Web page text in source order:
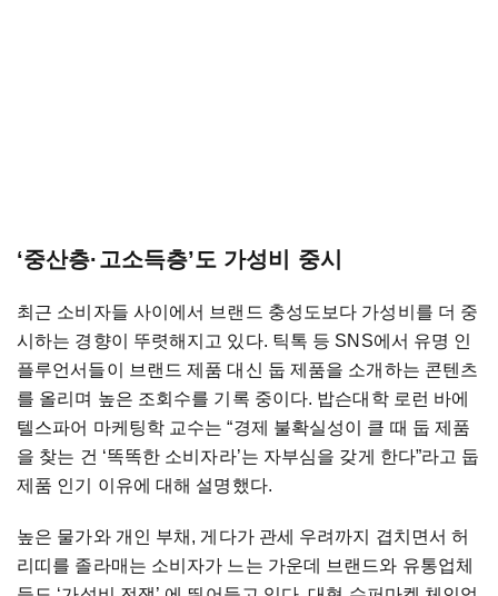
‘중산층·고소득층’도 가성비 중시
최근 소비자들 사이에서 브랜드 충성도보다 가성비를 더 중
시하는 경향이 뚜렷해지고 있다. 틱톡 등 SNS에서 유명 인
플루언서들이 브랜드 제품 대신 둡 제품을 소개하는 콘텐츠
를 올리며 높은 조회수를 기록 중이다. 밥슨대학 로런 바에
텔스파어 마케팅학 교수는 “경제 불확실성이 클 때 둡 제품
을 찾는 건 ‘똑똑한 소비자라’는 자부심을 갖게 한다”라고 둡
제품 인기 이유에 대해 설명했다.
높은 물가와 개인 부채, 게다가 관세 우려까지 겹치면서 허
리띠를 졸라매는 소비자가 느는 가운데 브랜드와 유통업체